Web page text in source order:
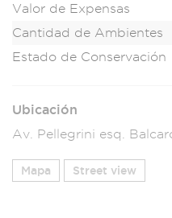
Valor de Expensas
Cantidad de Ambientes
Estado de Conservación
Ubicación
Av. Pellegrini esq.
Mapa Street view